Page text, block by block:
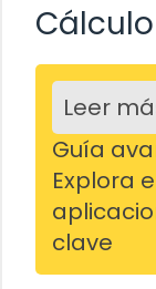
Leer
Guía
Explora
clave